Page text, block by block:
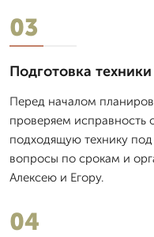
03
Подготовка техники
Перед началом
проверяем исправность
подходящую технику
вопросы по срокам и
Алексею и Егору.
04